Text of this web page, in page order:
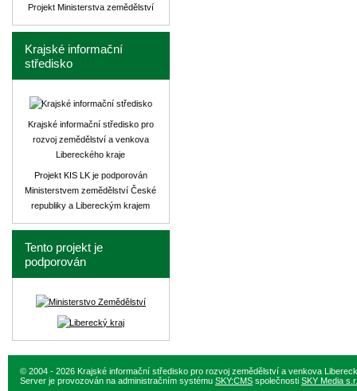
Projekt Ministerstva zemědělství
Krajské informační
středisko
Krajské informační středisko pro
rozvoj zemědělství a venkova
Libereckého kraje
Projekt KIS LK je podporován
Ministerstvem zemědělství České
republiky a Libereckým krajem
Tento projekt je
podporován
© 2004 - 2026 Krajské informační středisko pro rozvoj zemědělství a venkova
Server je provozován na administračním systému SKY:CMS společnosti SKY Media